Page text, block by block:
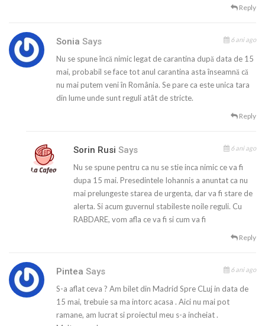
Reply
Sonia Says 6 ani ago
Nu se spune încă nimic legat de carantina după data de 15
mai, probabil se face tot anul carantina asta înseamnă că
nu mai putem veni în România. Se pare ca este unica tara
din lume unde sunt reguli atât de stricte.
Reply
Sorin Rusi Says 6 ani ago
Nu se spune pentru ca nu se stie inca nimic ce va fi
dupa 15 mai. Presedintele Iohannis a anuntat ca nu
mai prelungeste starea de urgenta, dar va fi stare de
alerta. Si acum guvernul stabileste noile reguli. Cu
RABDARE, vom afla ce va fi si cum va fi
Reply
Pintea Says 6 ani ago
S-a aflat ceva ? Am bilet din Madrid Spre CLuj in data de
15 mai, trebuie sa ma intorc acasa . Aici nu mai pot
ramane, am lucrat si proiectul meu s-a incheiat .